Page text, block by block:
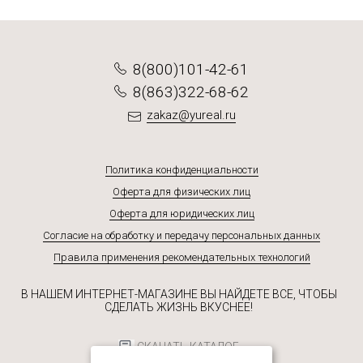
8(800)101-42-61
8(863)322-68-62
zakaz@yureal.ru
Политика конфиденциальности
Оферта для физических лиц
Оферта для юридических лиц
Согласие на обработку и передачу персональных данных
Правила применения рекомендательных технологий
В НАШЕМ ИНТЕРНЕТ-МАГАЗИНЕ ВЫ НАЙДЕТЕ ВСЕ, ЧТОБЫ
СДЕЛАТЬ ЖИЗНЬ ВКУСНЕЕ!
СКАЧАТЬ КАТАЛОГ